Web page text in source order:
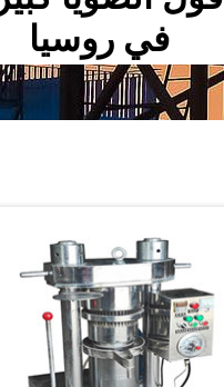
في روسيا